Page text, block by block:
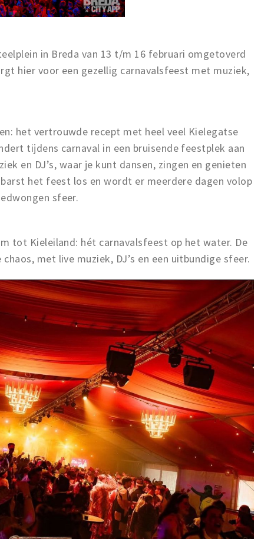
in Breda van 13 t/m 16 februari omgetoverd
hier voor een gezellig carnavalsfeest met muziek,
het vertrouwde recept met heel veel Kielegatse
tijdens carnaval in een bruisende feestplek aan
en DJ’s, waar je kunt dansen, zingen en genieten
het feest los en wordt er meerdere dagen volop
sfeer.
tot Kieleiland: hét carnavalsfeest op het water. De
met live muziek, DJ’s en een uitbundige sfeer.